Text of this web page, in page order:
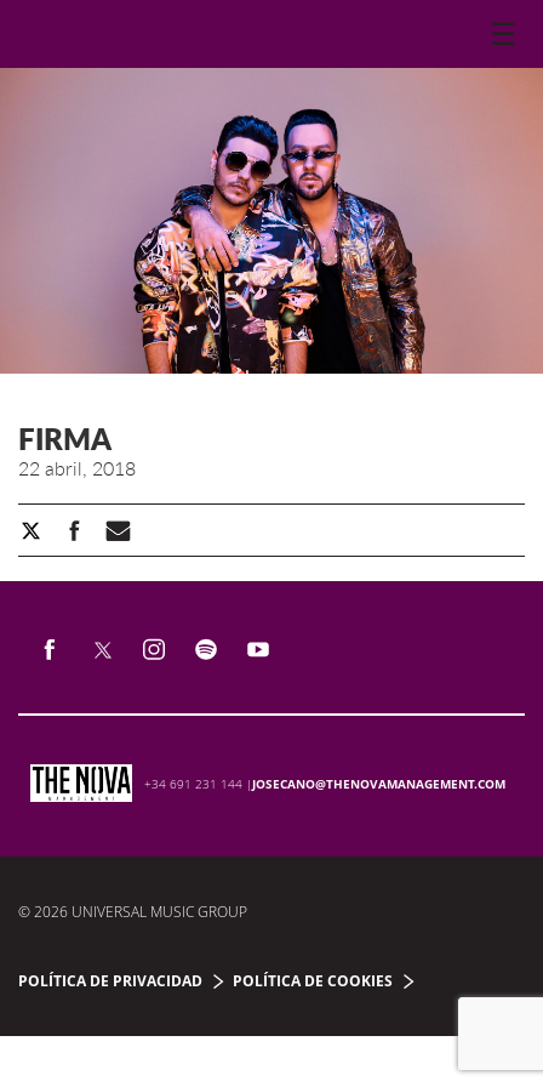
☰
FIRMA
22 abril, 2018
+34 691 231 144 | JOSECANO@THENOVAMANAGEMENT.COM
© 2026 UNIVERSAL MUSIC GROUP
POLÍTICA DE PRIVACIDAD POLÍTICA DE COOKIES